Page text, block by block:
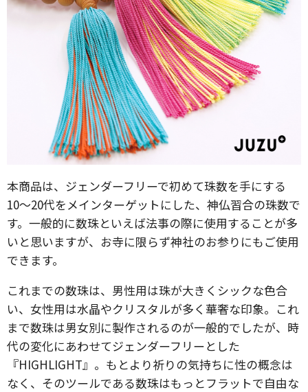
本商品は、ジェンダーフリーで初めて珠数を手にする
10〜20代をメインターゲットにした、神仏習合の珠数で
す。一般的に数珠といえば法事の際に使用することが多
いと思いますが、お寺に限らず神社のお参りにもご使用
できます。
これまでの数珠は、男性用は珠が大きくシックな色合
い、女性用は水晶やクリスタルが多く華奢な印象。これ
まで数珠は男女別に製作されるのが一般的でしたが、時
代の変化にあわせてジェンダーフリーとした
『HIGHLIGHT』。もとより祈りの気持ちに性の概念は
なく、そのツールである数珠はもっとフラットで自由な